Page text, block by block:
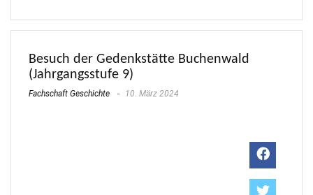
Besuch der Gedenkstätte Buchenwald
(Jahrgangsstufe 9)
Fachschaft Geschichte 10. März 2024